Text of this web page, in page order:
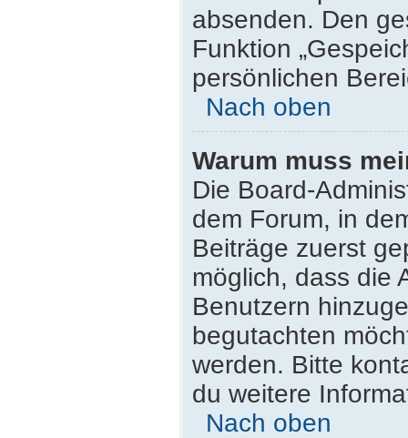
absenden. Den
Funktion
persönlichen
Nach oben
Warum muss
Die Board-
dem Forum, in
Beiträge zuerst
möglich, dass die
Benutzern
begutachten
werden. Bitte
du weitere
Nach oben